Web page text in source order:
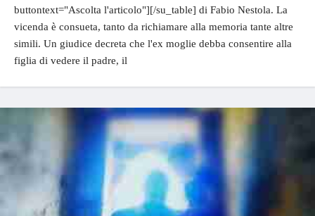
buttontext="Ascolta l'articolo"][/su_table] di Fabio Nestola. La
vicenda è consueta, tanto da richiamare alla memoria tante altre
simili. Un giudice decreta che l'ex moglie debba consentire alla
figlia di vedere il padre, il